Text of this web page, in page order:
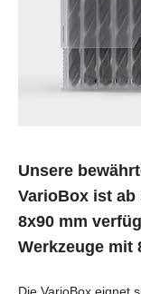
Unsere
VarioBox ist
8x90 mm
Werkzeuge mit